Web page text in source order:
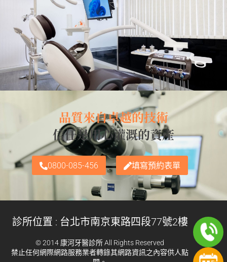
品質來自卓越的技術
信任是用心灌溉的資產
0800-085-456 填寫預約表單
診所位置 : 台北市南京東路四段77號2樓
© 2014 康河牙醫診所 All Rights Reserved
禁止任何網際網路服務業者轉錄其網路資訊之內容供人點